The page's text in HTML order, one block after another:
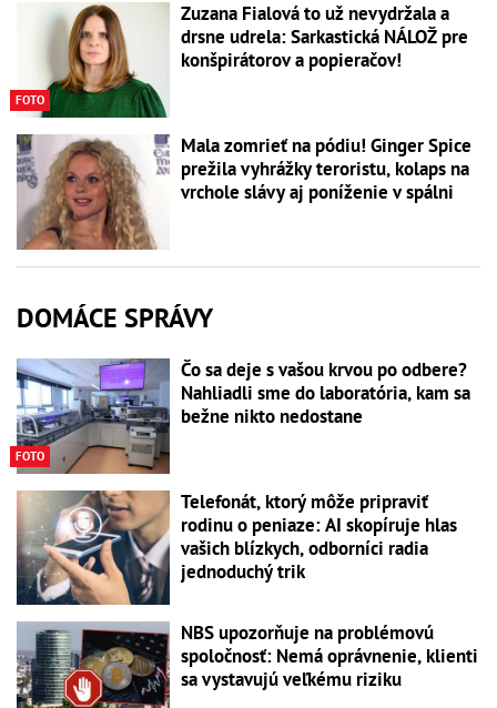
FOTO
Zuzana Fialová to už nevydržala a
drsne udrela: Sarkastická NÁLOŽ pre
konšpirátorov a popieračov!
Mala zomrieť na pódiu! Ginger Spice
prežila vyhrážky teroristu, kolaps na
vrchole slávy aj poníženie v spálni
DOMÁCE SPRÁVY
FOTO
Čo sa deje s vašou krvou po odbere?
Nahliadli sme do laboratória, kam sa
bežne nikto nedostane
Telefonát, ktorý môže pripraviť
rodinu o peniaze: AI skopíruje hlas
vašich blízkych, odborníci radia
jednoduchý trik
NBS upozorňuje na problémovú
spoločnosť: Nemá oprávnenie, klienti
sa vystavujú veľkému riziku